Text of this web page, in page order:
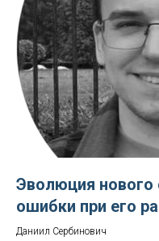
Эволюция нового
ошибки при его
Даниил Сербинович